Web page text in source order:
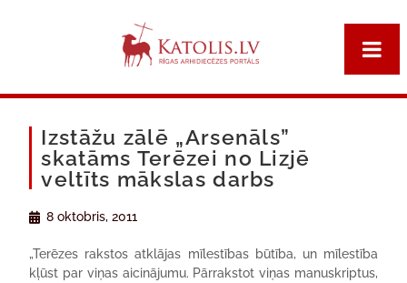
Izstāžu zālē „Arsenāls”
skatāms Terēzei no Lizjē
veltīts mākslas darbs
8 oktobris, 2011
„Terēzes rakstos atklājas mīlestības būtība, un mīlestība
kļūst par viņas aicinājumu. Pārrakstot viņas manuskriptus,